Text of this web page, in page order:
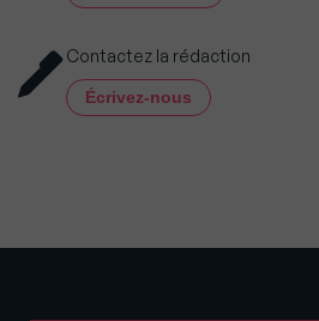
Contactez la rédaction
Écrivez-nous